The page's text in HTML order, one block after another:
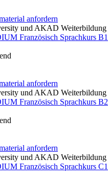
anfordern
und AKAD Weiterbildung
Französisch Sprachkurs B1
anfordern
und AKAD Weiterbildung
Französisch Sprachkurs B2
anfordern
und AKAD Weiterbildung
Französisch Sprachkurs C1